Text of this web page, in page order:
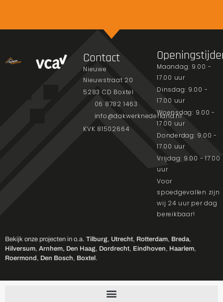
Contact
Nieuwe
Nieuwstraat 20
5283 CD Boxtel
06 8782 1463
info@dakwerknederland.nl
KVK 81502664
Maandag: 9.00 -
17.00 uur
Dinsdag: 9.00 -
17.00 uur
Woensdag: 9.00 -
17.00 uur
Donderdag: 9.00 -
17.00 uur
Vrijdag: 9.00 - 17.00
uur
Voor
spoedgevallen zijn
wij 24 uur per dag
bereikbaar!
Bekijk onze projecten in o.a. Tilburg, Utrecht, Rotterdam, Breda,
Hilversum, Arnhem, Den Haag, Dordrecht, Eindhoven, Haarlem,
Roermond , Den Bosch, Boxtel .